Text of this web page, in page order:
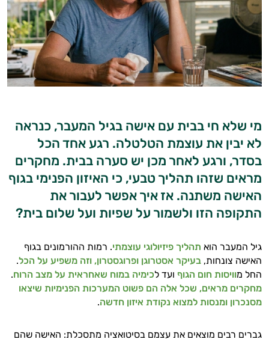
מי שלא חי בבית עם אישה בגיל המעבר, כנראה
לא יבין את עוצמת הטלטלה. רגע אחד הכל
בסדר, ורגע לאחר מכן יש סערה בבית. מחקרים
מראים שזהו תהליך טבעי, כי האיזון הפנימי בגוף
האישה משתנה. אז איך אפשר לעבור את
התקופה הזו ולשמור על שפיות ועל שלום בית?
גיל המעבר הוא תהליך פיזיולוגי עוצמתי. רמות ההורמונים בגוף
האישה צונחות, בעיקר אסטרוגן ופרוגסטרון, וזה משפיע על הכל.
החל מוויסות חום הגוף ועד לכימיה במוח שאחראית על מצב הרוח.
מחקרים מראים, שכל אלה הם פשוט המערכות הפנימיות שיצאו
מסנכרון ומנסות למצוא נקודת איזון חדשה.
גברים רבים מוצאים את עצמם בסיטואציה מתסכלת: האישה שהם